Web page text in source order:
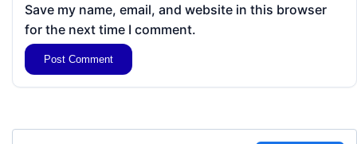
Save my name, email, and website in this browser
for the next time I comment.